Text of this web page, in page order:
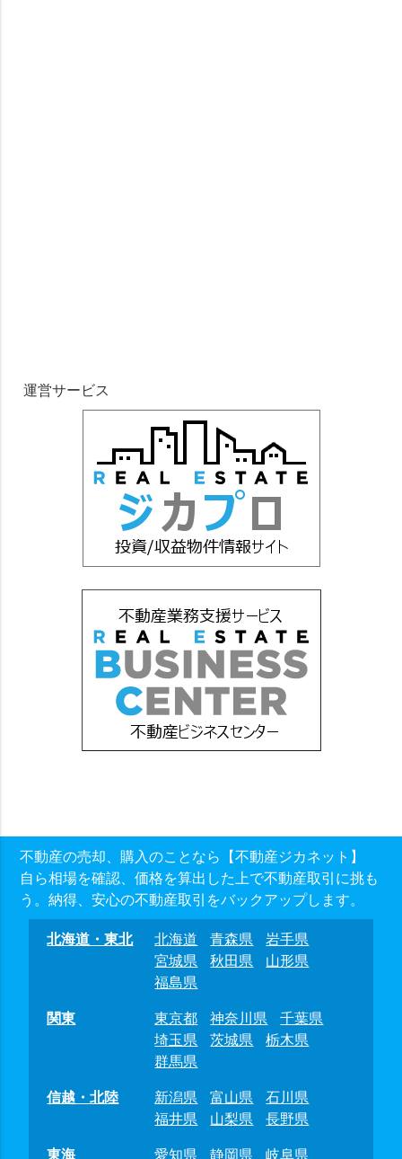
運営サービス
不動産の売却、購入のことなら【不動産ジカネット】
自ら相場を確認、価格を算出した上で不動産取引に挑も
う。納得、安心の不動産取引をバックアップします。
北海道・東北 北海道 青森県
岩手県
宮城県
秋田県
山形県
福島県
関東
東京都 神奈川県
千葉県
埼玉県
茨城県
栃木県
群馬県
信越・北陸
新潟県 富山県
石川県
福井県
山梨県
長野県
東海
愛知県 静岡県 岐阜県